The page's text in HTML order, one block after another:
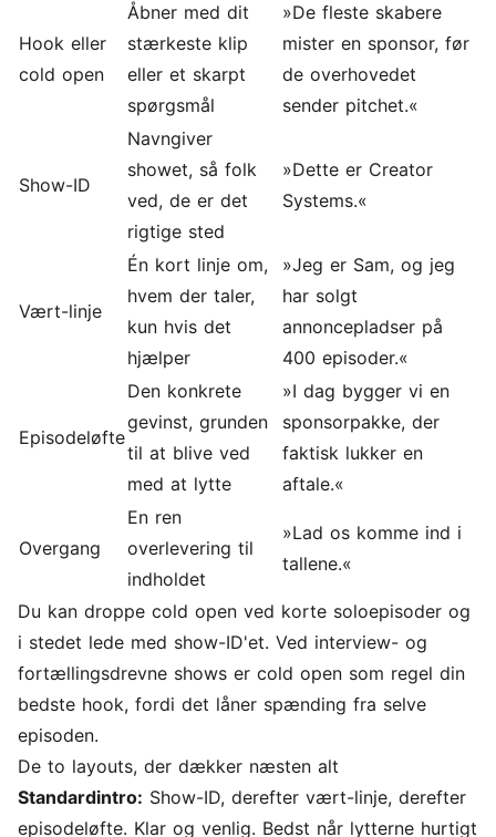
Hook eller
cold open
Åbner med dit
stærkeste klip
eller et skarpt
spørgsmål
»De fleste skabere
mister en sponsor, før
de overhovedet
sender pitchet.«
Show-ID
Navngiver
showet, så folk
ved, de er det
rigtige sted
»Dette er Creator
Systems.«
Vært-linje
Én kort linje om,
hvem der taler,
kun hvis det
hjælper
»Jeg er Sam, og jeg
har solgt
annoncepladser på
400 episoder.«
Episodeløfte
Den konkrete
gevinst, grunden
til at blive ved
med at lytte
»I dag bygger vi en
sponsorpakke, der
faktisk lukker en
aftale.«
Overgang
En ren
overlevering til
indholdet
»Lad os komme ind i
tallene.«
Du kan droppe cold open ved korte soloepisoder og
i stedet lede med show-ID'et. Ved interview- og
fortællingsdrevne shows er cold open som regel din
bedste hook, fordi det låner spænding fra selve
episoden.
De to layouts, der dækker næsten alt
Standardintro: Show-ID, derefter vært-linje, derefter
episodeløfte. Klar og venlig. Bedst når lytterne hurtigt